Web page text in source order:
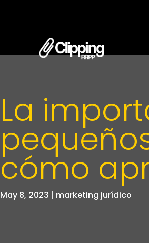
La
cómo
May 8, 2023 | marketing jurídico